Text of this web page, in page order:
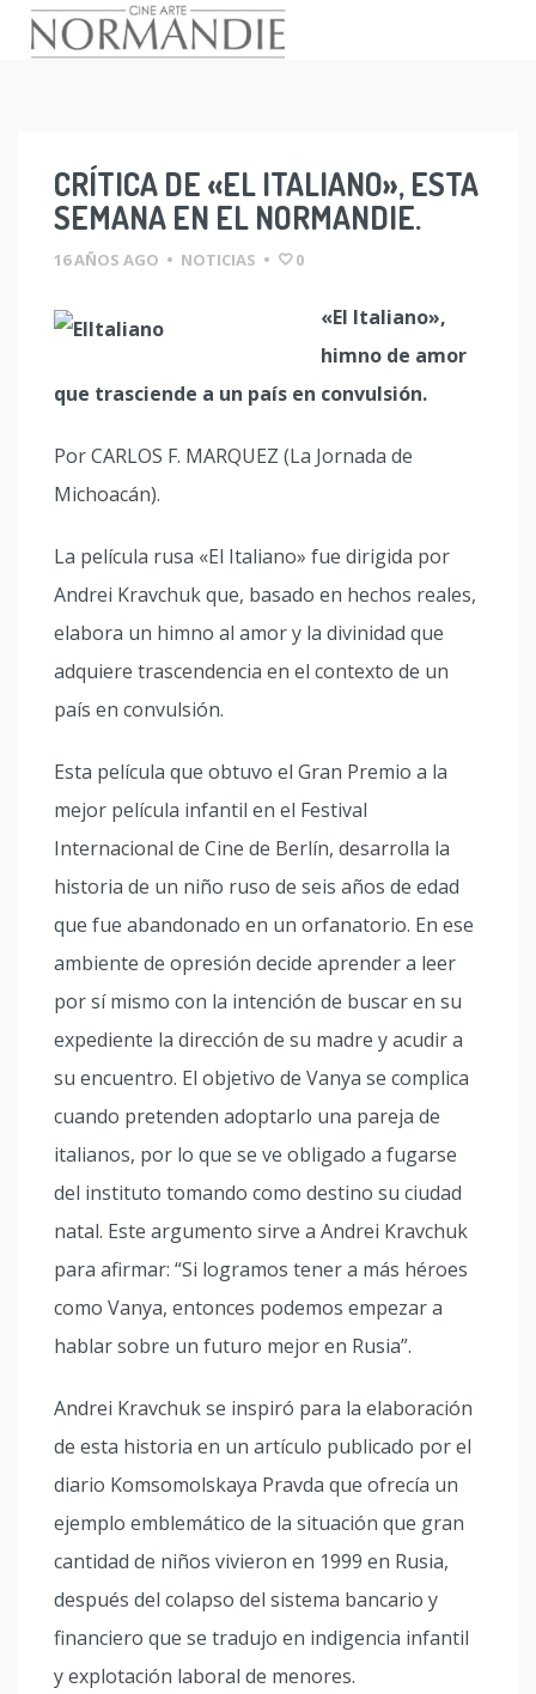
CRÍTICA DE «EL ITALIANO», ESTA
SEMANA EN EL NORMANDIE.
16 AÑOS AGO • NOTICIAS • 0
«El Italiano»,
himno de amor
que trasciende a un país en convulsión.
Por CARLOS F. MARQUEZ (La Jornada de
Michoacán).
La película rusa «El Italiano» fue dirigida por
Andrei Kravchuk que, basado en hechos reales,
elabora un himno al amor y la divinidad que
adquiere trascendencia en el contexto de un
país en convulsión.
Esta película que obtuvo el Gran Premio a la
mejor película infantil en el Festival
Internacional de Cine de Berlín, desarrolla la
historia de un niño ruso de seis años de edad
que fue abandonado en un orfanatorio. En ese
ambiente de opresión decide aprender a leer
por sí mismo con la intención de buscar en su
expediente la dirección de su madre y acudir a
su encuentro. El objetivo de Vanya se complica
cuando pretenden adoptarlo una pareja de
italianos, por lo que se ve obligado a fugarse
del instituto tomando como destino su ciudad
natal. Este argumento sirve a Andrei Kravchuk
para afirmar: “Si logramos tener a más héroes
como Vanya, entonces podemos empezar a
hablar sobre un futuro mejor en Rusia”.
Andrei Kravchuk se inspiró para la elaboración
de esta historia en un artículo publicado por el
diario Komsomolskaya Pravda que ofrecía un
ejemplo emblemático de la situación que gran
cantidad de niños vivieron en 1999 en Rusia,
después del colapso del sistema bancario y
financiero que se tradujo en indigencia infantil
y explotación laboral de menores.